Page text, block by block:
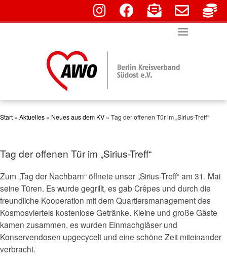
content
fab fa-instagramfab fa-facebook
fas fa-envelope-
far fa-
Start » Aktuelles » Neues aus dem KV » Tag der offenen Tür im „Sirius-Treff“
Tag der offenen Tür im „Sirius-Treff“
Zum „Tag der Nachbarn“ öffnete unser „Sirius-Treff“ am 31. Mai
seine Türen. Es wurde gegrillt, es gab Crêpes und durch die
freundliche Kooperation mit dem Quartiersmanagement des
Kosmosviertels kostenlose Getränke. Kleine und große Gäste
kamen zusammen, es wurden Einmachgläser und
Konservendosen upgecycelt und eine schöne Zeit miteinander
verbracht.